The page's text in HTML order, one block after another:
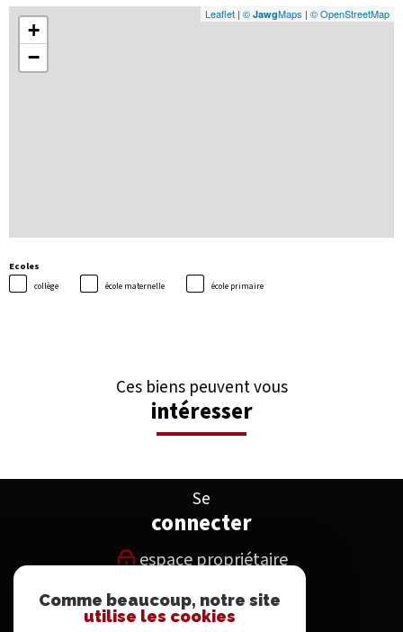
+
−
Leaflet | © JawgMaps | © OpenStreetMap
Ecoles
collège école maternelle école primaire
Ces biens peuvent vous
intéresser
Se
connecter
espace propriétaire
Nous
Comme beaucoup, notre site
utilise les cookies